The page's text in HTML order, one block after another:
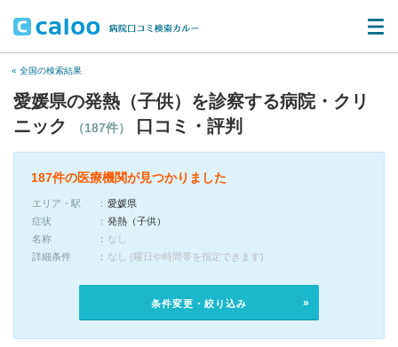
« 全国の検索結果
愛媛県の発熱（子供）を診察する病院・クリ
ニック
（187件） 口コミ・評判
187件の医療機関が見つかりました
エリア・駅
愛媛県
症状
発熱（子供）
名称
なし
詳細条件
なし (曜日や時間帯を指定できます)
条件変更・絞り込み